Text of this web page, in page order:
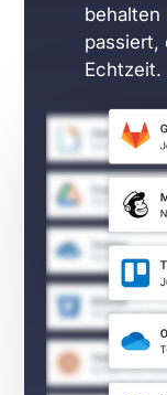
behalten
passiert,
Echtzeit.